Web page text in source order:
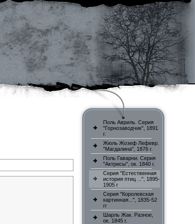
Поль Авриль. Серия
"Горнозаводчик", 1891
г.
Жюль Жозеф Лефевр.
"Магдалина", 1876 г.
Поль Гаварни. Серия
"Актрисы", ок. 1840 г.
Серия "Естественная
история птиц ...", 1895-
1905 г
Серия "Королевская
картинная...", 1835-52
гг
Шарль Жак. Разное,
ок. 1845 г.